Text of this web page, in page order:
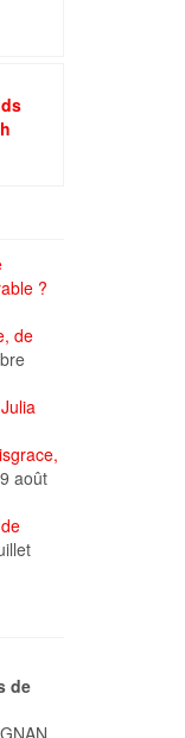
?
de
août
de